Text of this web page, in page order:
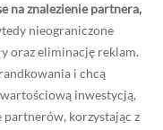
na znalezienie partnera,
nieograniczone
oraz eliminację reklam.
i chcą
wartościową inwestycją,
partnerów, korzystając z